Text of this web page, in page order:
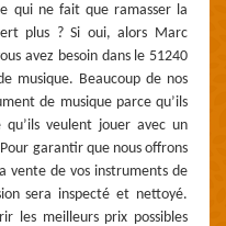
qui ne fait que ramasser la
plus ? Si oui, alors Marc
avez besoin dans le 51240
musique. Beaucoup de nos
de musique parce qu’ils
veulent jouer avec un
garantir que nous offrons
vente de vos instruments de
sera inspecté et nettoyé.
les meilleurs prix possibles